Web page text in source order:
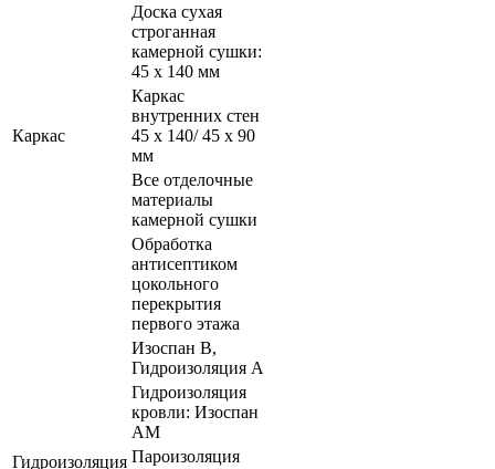
Каркас
Доска сухая
строганная
камерной сушки:
45 х 140 мм
Каркас
внутренних стен
45 х 140/ 45 х 90
мм
Все отделочные
материалы
камерной сушки
Обработка
антисептиком
цокольного
перекрытия
первого этажа
Гидроизоляция
Изоспан В,
Гидроизоляция А
Гидроизоляция
кровли: Изоспан
АМ
Пароизоляция